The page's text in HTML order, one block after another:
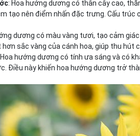
: Hoa hướng dương có thân cây cao,
tạo nên điểm nhấn đặc trưng. Cấu trúc
dương có màu vàng tươi, tạo cảm
sắc vàng của cánh hoa, giúp thu hút
hướng dương có tính ưa sáng và có
Điều này khiến hoa hướng dương trở